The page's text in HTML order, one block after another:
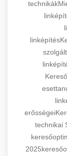
technikák
linképítés
erősségei
technikai
2025